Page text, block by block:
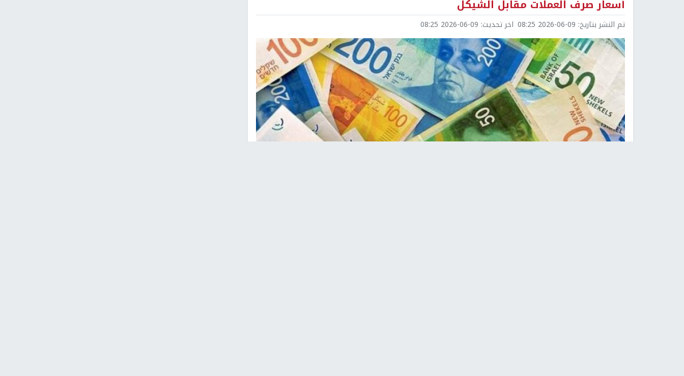
أسعار صرف العملات مقابل الشيكل
تم النشر بتاريخ: 2026-06-09 08:25 اخر تحديث: 2026-06-09 08:25